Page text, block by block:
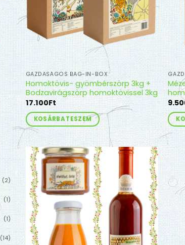
(2)
(1)
(1)
(14)
GAZDASÁGOS BAG-IN-BOX
Homoktövis- gyömbérszörp 3kg +
Bodzavirágszörp homoktövissel 3kg
17.100Ft
KOSÁRBA TESZEM